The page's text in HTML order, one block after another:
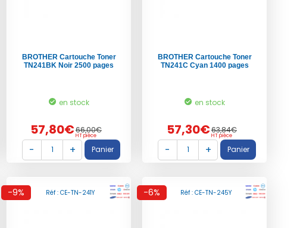
BROTHER Cartouche Toner
TN241BK Noir 2500 pages
en stock
57,80€66,00€
HT pièce
BROTHER Cartouche Toner
TN241C Cyan 1400 pages
en stock
57,30€63,84€
HT pièce
-9% Réf : CE-TN-241Y -6% Réf : CE-TN-245Y